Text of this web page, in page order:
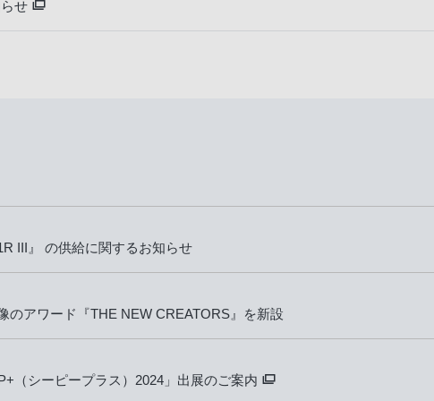
せ
III』 の供給に関するお知らせ
のアワード『THE NEW CREATORS』を新設
（シーピープラス）2024」出展のご案内